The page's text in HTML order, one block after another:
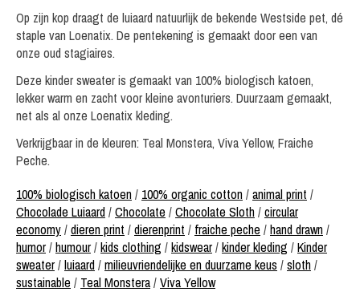
Op zijn kop draagt de luiaard natuurlijk de bekende Westside pet, dé
staple van Loenatix. De pentekening is gemaakt door een van
onze oud stagiaires.
Deze kinder sweater is gemaakt van 100% biologisch katoen,
lekker warm en zacht voor kleine avonturiers. Duurzaam gemaakt,
net als al onze Loenatix kleding.
Verkrijgbaar in de kleuren: Teal Monstera, Viva Yellow, Fraiche
Peche.
100% biologisch katoen/ 100% organic cotton/animal print /
Chocolade Luiaard/Chocolate /Chocolate Sloth/circular
economy/dieren print /dierenprint / fraiche peche /hand drawn/
humor/humour/kids clothing /kidswear/kinder kleding /Kinder
sweater/luiaard/milieuvriendelijke en duurzame keus /sloth/
sustainable / Teal Monstera/Viva Yellow